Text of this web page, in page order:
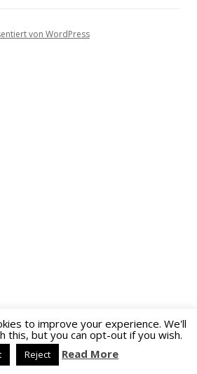
von WordPress
to improve your experience. We'll
this, but you can opt-out if you wish.
Reject Read More